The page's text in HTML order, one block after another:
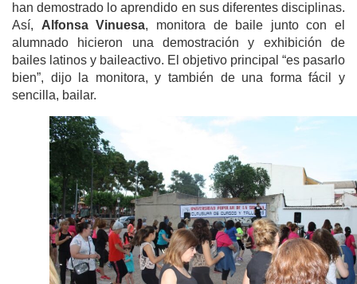
han demostrado lo aprendido en sus diferentes disciplinas.
Así, Alfonsa Vinuesa, monitora de baile junto con el
alumnado hicieron una demostración y exhibición de
bailes latinos y baileactivo. El objetivo principal “es pasarlo
bien”, dijo la monitora, y también de una forma fácil y
sencilla, bailar.